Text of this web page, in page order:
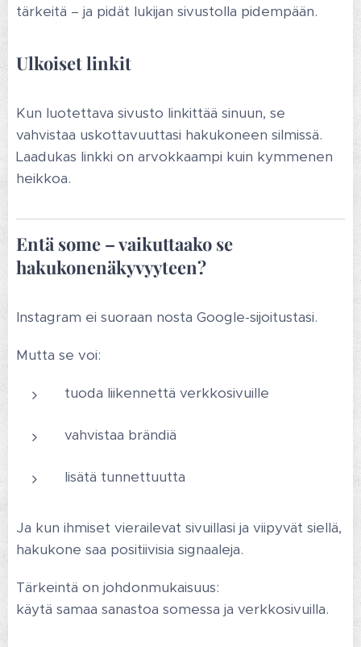
tärkeitä – ja pidät lukijan sivustolla pidempään.
Ulkoiset linkit
Kun luotettava sivusto linkittää sinuun, se
vahvistaa uskottavuuttasi hakukoneen silmissä.
Laadukas linkki on arvokkaampi kuin kymmenen
heikkoa.
Entä some – vaikuttaako se
hakukonenäkyvyyteen?
Instagram ei suoraan nosta Google-sijoitustasi.
Mutta se voi:
tuoda liikennettä verkkosivuille
vahvistaa brändiä
lisätä tunnettuutta
Ja kun ihmiset vierailevat sivuillasi ja viipyvät siellä,
hakukone saa positiivisia signaaleja.
Tärkeintä on johdonmukaisuus:
käytä samaa sanastoa somessa ja verkkosivuilla.